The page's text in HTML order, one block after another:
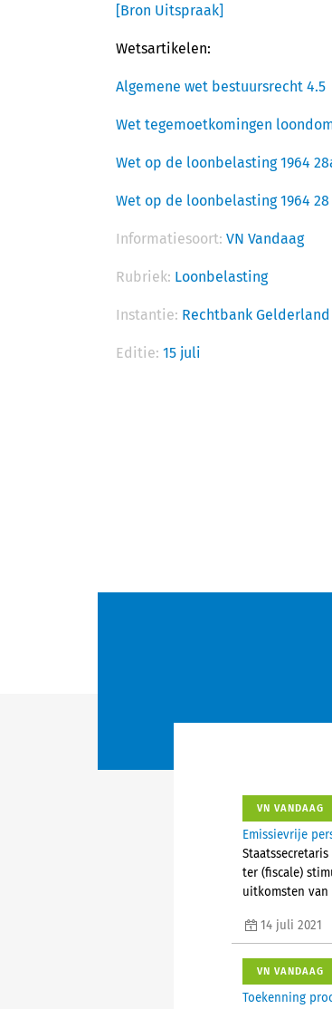
[Bron Uitspraak]
Wetsartikelen:
Algemene wet bestuursrecht 4.5
Wet tegemoetkomingen
Wet op de loonbelasting 1964
Wet op de loonbelasting 1964 28
Informatiesoort: VN Vandaag
Rubriek: Loonbelasting
Instantie: Rechtbank Gelderland
Editie: 15 juli
VN VANDAAG
Emissievrije
ter (fiscale)
uitkomsten van
14 juli 2021
VN VANDAAG
Toekenning